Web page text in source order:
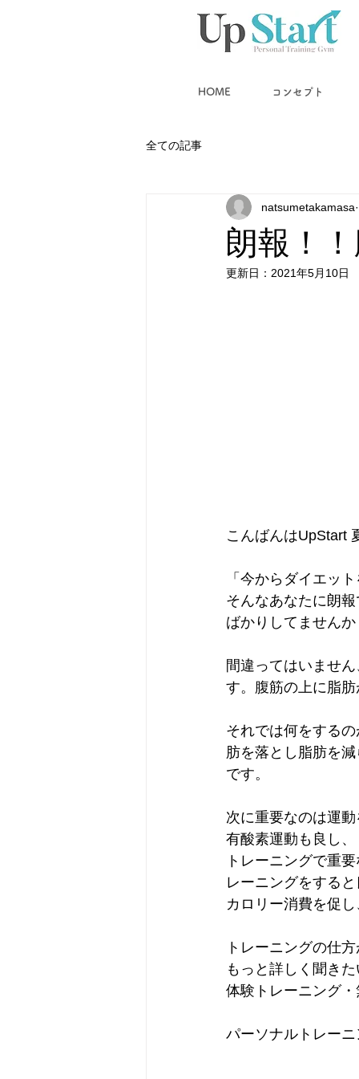
HOME コンセプト
全ての記事
朗報！
natsumetakamasa
更新日： 2021年5月10日
こんばんはUpStart
「今からダイエッ
そんなあなたに朗
ばかりしてませんか
間違ってはいませ
す。腹筋の上に脂
それでは何をする
肪を落とし脂肪を
です。
次に重要なのは運
有酸素運動も良し
トレーニングで重
レーニングをする
カロリー消費を促
トレーニングの仕
もっと詳しく聞き
体験トレーニング
パーソナルトレー